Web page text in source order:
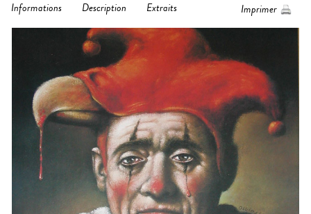
Informations Description Extraits Imprimer